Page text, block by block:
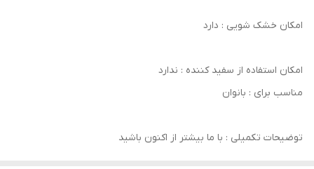
امکان خشک‌ شویی : دارد
امکان استفاده از سفید کننده : ندارد
مناسب برای : بانوان
توضیحات تکمیلی : با ما بیشتر از اکنون باشید